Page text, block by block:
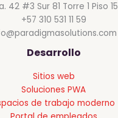
42 #3 Sur 81 Torre 1 Piso 15
+57 310 531 11 59
Desarrollo
Sitios web
Soluciones PWA
de trabajo moderno